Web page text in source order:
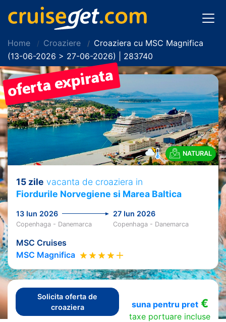
Home Croaziere
Croaziera cu MSC Magnifica
(13-06-2026 > 27-06-2026) | 283740
NATURAL
15 zile vacanta de croaziera in
Fiordurile Norvegiene si Marea Baltica
13 Iun 2026 27 Iun 2026
Copenhaga - Danemarca Copenhaga - Danemarca
MSC Cruises
MSC Magnifica
Solicita oferta de
croaziera
suna pentru pret€
taxe portuare incluse